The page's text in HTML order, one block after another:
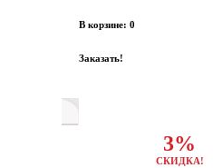
В корзине: 0
Заказать!
3%
СКИДКА!